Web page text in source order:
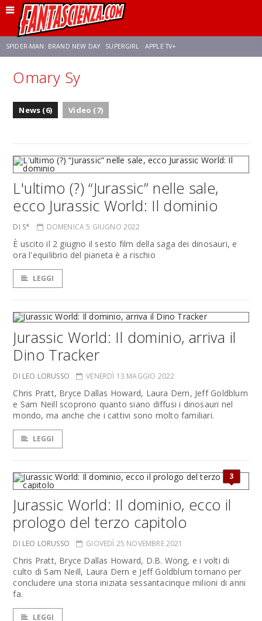
SPIDER-MAN: BRAND NEW DAY SUPERGIRL APPLE TV+
FRANCO RICCIARDIELLO
Omary Sy
News (6) Video (7)
L'ultimo (?) “Jurassic” nelle sale,
ecco Jurassic World: Il dominio
DI S* DOMENICA 5 GIUGNO 2022
È uscito il 2 giugno il sesto film della saga dei dinosauri, e
ora l'equilibrio del pianeta è a rischio
LEGGI
Jurassic World: Il dominio, arriva il
Dino Tracker
DI LEO LORUSSO VENERDÌ 13 MAGGIO 2022
Chris Pratt, Bryce Dallas Howard, Laura Dern, Jeff Goldblum
e Sam Neill scoprono quanto siano diffusi i dinosauri nel
mondo, ma anche che i cattivi sono molto familiari.
LEGGI
3
Jurassic World: Il dominio, ecco il
prologo del terzo capitolo
DI LEO LORUSSO GIOVEDÌ 25 NOVEMBRE 2021
Chris Pratt, Bryce Dallas Howard, D.B. Wong, e i volti di
culto di Sam Neill, Laura Dern e Jeff Goldblum tornano per
concludere una storia iniziata sessantacinque milioni di anni
fa.
LEGGI